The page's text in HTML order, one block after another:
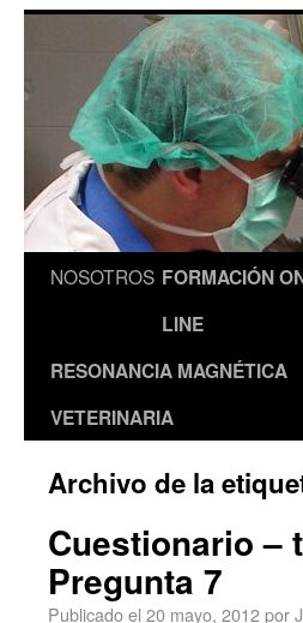
NOSOTROS FORMACIÓN
LINE
RESONANCIA MAGNÉTICA
VETERINARIA
Archivo de la
Cuestionario –
Pregunta 7
Publicado el 20 mayo, 2012por